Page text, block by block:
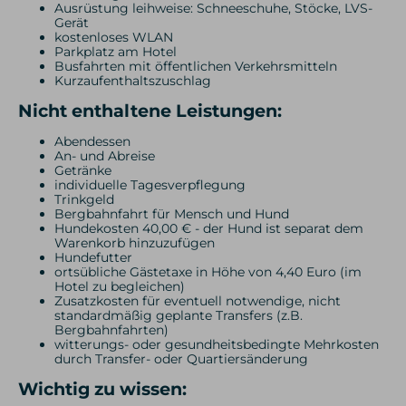
↑ 250 m ↓ 250 m
ca. 4-5 Std.
Hotel
Frühstück
Ausrüstung leihweise: Schneeschuhe, Stöcke, LVS-
Gerät
kostenloses WLAN
Parkplatz am Hotel
Busfahrten mit öffentlichen Verkehrsmitteln
Kurzaufenthaltszuschlag
Nicht enthaltene Leistungen:
Abendessen
An- und Abreise
Getränke
individuelle Tagesverpflegung
Trinkgeld
Bergbahnfahrt für Mensch und Hund
Hundekosten 40,00 € - der Hund ist separat dem
Warenkorb hinzuzufügen
Hundefutter
ortsübliche Gästetaxe in Höhe von 4,40 Euro (im
Hotel zu begleichen)
Zusatzkosten für eventuell notwendige, nicht
standardmäßig geplante Transfers (z.B.
Bergbahnfahrten)
witterungs- oder gesundheitsbedingte Mehrkosten
durch Transfer- oder Quartiersänderung
Wichtig zu wissen: